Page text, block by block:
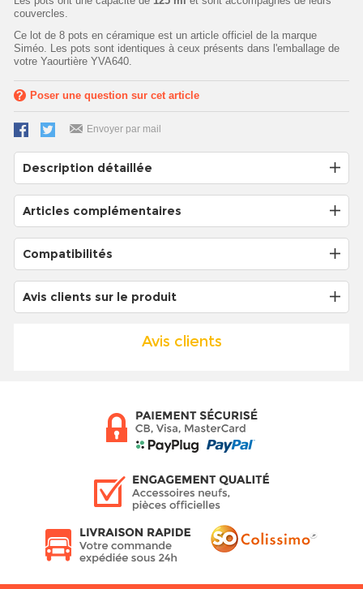
couvercles.
Ce lot de 8 pots en céramique est un article officiel de la marque
Siméo. Les pots sont identiques à ceux présents dans l'emballage de
votre Yaourtière YVA640.
Poser une question sur cet article
Envoyer par mail
Description détaillée
Articles complémentaires
Compatibilités
Avis clients sur le produit
Avis clients